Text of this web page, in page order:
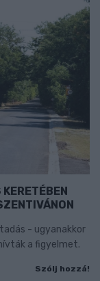
- ugyanakkor
a figyelmet.
Szólj hozzá!